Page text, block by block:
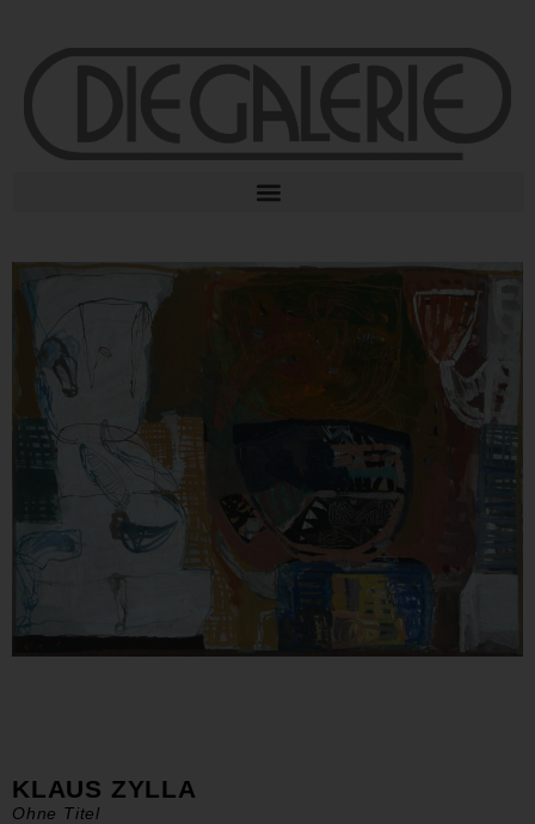
KLAUS ZYLLA
Ohne Titel